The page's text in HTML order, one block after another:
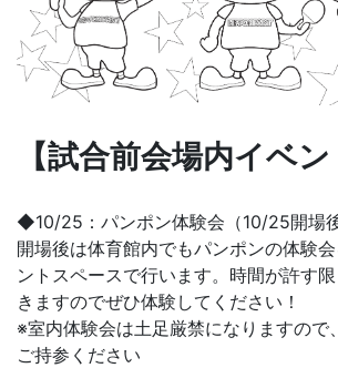
【試合前会場内イベン
◆10/25：パンポン体験会（10/25開場
開場後は体育館内でもパンポンの体験
ントスペースで行います。時間が許す
きますのでぜひ体験してください！
※室内体験会は土足厳禁になりますので
ご持参ください